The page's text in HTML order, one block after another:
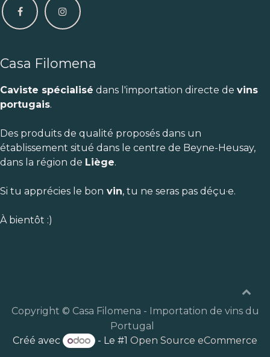
Casa Filomena
Caviste spécialisé dans l'importation directe de vins
portugais.
Des produits de qualité proposés dans un
établissement situé dans le centre de Beyne-Heusay,
dans la région de Liège.
Si tu apprécies le bon vin, tu ne seras pas déçu·e.
À bientôt :)
Copyright © Casa Filomena - Importation de vins du
Portugal
Créé avec
- Le #1Open Source eCommerce